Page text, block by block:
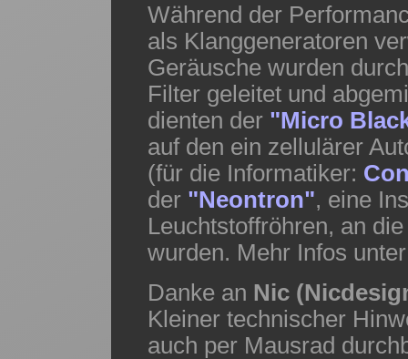
Während der
als Klanggeneratoren
Geräusche wurden
Filter geleitet und
dienten der "Micro
auf den ein zellulärer
(für die Informatiker:
der "Neontron", eine
Leuchtstoffröhren, an
wurden. Mehr Infos
Danke an Nic
Kleiner technischer
auch per Mausrad